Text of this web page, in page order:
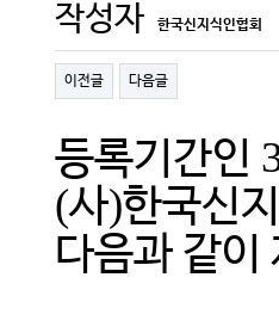
작성자 한국신지식인협회
이전글 다음글
등록기간인
(사)한국신
다음과 같이